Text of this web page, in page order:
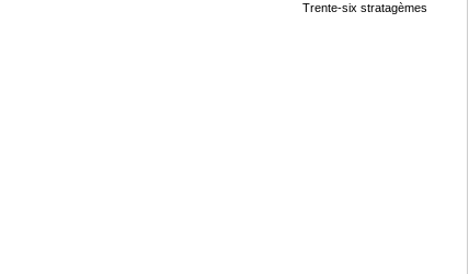
Trente-six stratagèmes